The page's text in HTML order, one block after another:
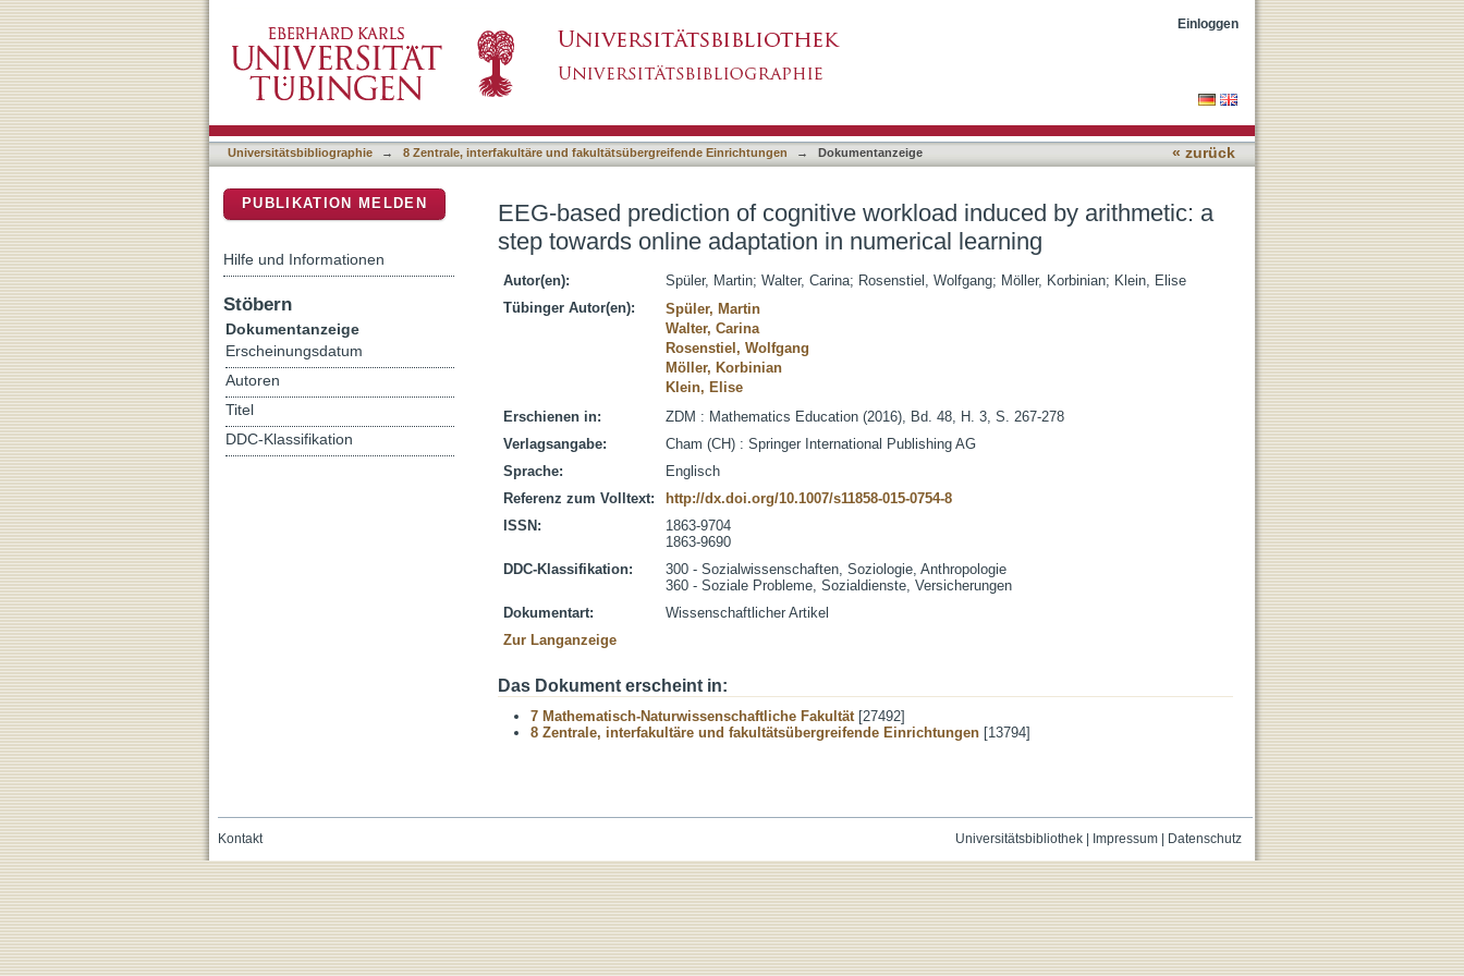
adaptation in numerical learning
Einloggen
Universitätsbibliographie → 8 Zentrale, interfakultäre und fakultätsübergreifende Einrichtungen → Dokumentanzeige « zurück
EEG-based prediction of cognitive workload induced by arithmetic: a
step towards online adaptation in numerical learning
Autor(en): Spüler, Martin; Walter, Carina; Rosenstiel, Wolfgang; Möller, Korbinian; Klein, Elise
Tübinger Autor(en):
Spüler, Martin
Walter, Carina
Rosenstiel, Wolfgang
Möller, Korbinian
Klein, Elise
Erschienen in:
ZDM : Mathematics Education (2016), Bd. 48, H. 3, S. 267-278
Verlagsangabe:
Cham (CH) : Springer International Publishing AG
Sprache:
Englisch
Referenz zum Volltext:
http://dx.doi.org/10.1007/s11858-015-0754-8
ISSN:
1863-9704
1863-9690
DDC-Klassifikation:
300 - Sozialwissenschaften, Soziologie, Anthropologie
360 - Soziale Probleme, Sozialdienste, Versicherungen
Dokumentart:
Wissenschaftlicher Artikel
Zur Langanzeige
Das Dokument erscheint in:
7 Mathematisch-Naturwissenschaftliche Fakultät[27492]
8 Zentrale, interfakultäre und fakultätsübergreifende Einrichtungen [13794]
PUBLIKATION MELDEN
Hilfe und Informationen
Stöbern
Dokumentanzeige
Erscheinungsdatum
Autoren
Titel
DDC-Klassifikation
Universitätsbibliothek| Impressum| Datenschutz
Kontakt